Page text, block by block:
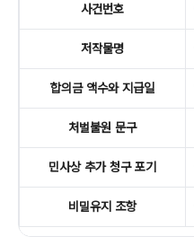
사건번호
저작물명
합의금 액수와 지급일
처벌불원 문구
민사상 추가 청구 포기
비밀유지 조항